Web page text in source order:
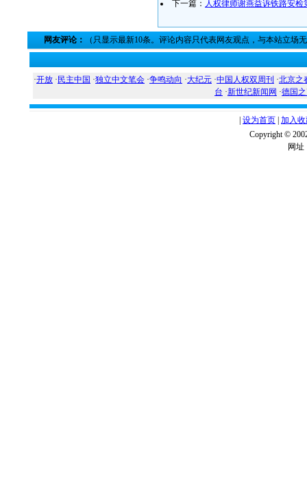
下一篇： 人权律师谢燕益诉铁路安
网友评论： （只显示最新10条。评论内容只代表网友观点，与本站立场
·开放 · 民主中国 ·独立中文笔会 ·争鸣动向 ·大纪元 ·中国人权双周刊 ·北京之
台 ·新世纪新闻网 ·德国
设为首页 加入
Copyright ©
网址